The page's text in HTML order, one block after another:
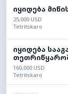
იყიდება
25,000 USD
Tetritskaro
იყიდება
160,000 USD
Tetritskaro